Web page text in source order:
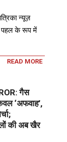
न्यूज़
पहल के रूप में
READ MORE
गैस
‘अफवाह’,
की अब खैर